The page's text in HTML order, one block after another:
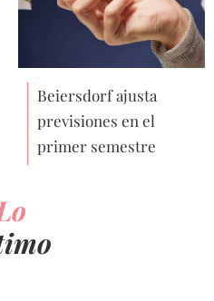
Beiersdorf ajusta
previsiones en el
primer semestre